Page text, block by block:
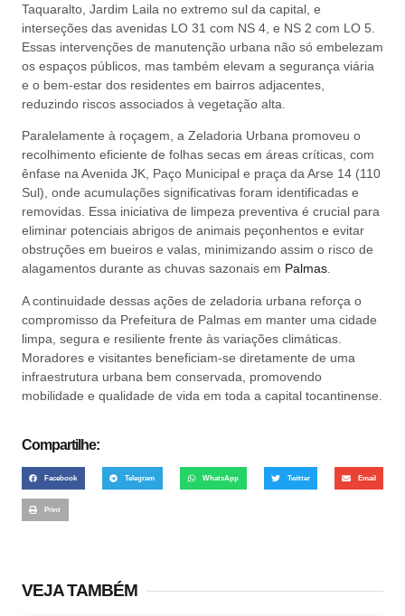
Taquaralto, Jardim Laila no extremo sul da capital, e
interseções das avenidas LO 31 com NS 4, e NS 2 com LO 5.
Essas intervenções de manutenção urbana não só embelezam
os espaços públicos, mas também elevam a segurança viária
e o bem-estar dos residentes em bairros adjacentes,
reduzindo riscos associados à vegetação alta.
Paralelamente à roçagem, a Zeladoria Urbana promoveu o
recolhimento eficiente de folhas secas em áreas críticas, com
ênfase na Avenida JK, Paço Municipal e praça da Arse 14 (110
Sul), onde acumulações significativas foram identificadas e
removidas. Essa iniciativa de limpeza preventiva é crucial para
eliminar potenciais abrigos de animais peçonhentos e evitar
obstruções em bueiros e valas, minimizando assim o risco de
alagamentos durante as chuvas sazonais em Palmas
A continuidade dessas ações de zeladoria urbana reforça o
compromisso da Prefeitura de Palmas em manter uma cidade
limpa, segura e resiliente frente às variações climáticas.
Moradores e visitantes beneficiam-se diretamente de uma
infraestrutura urbana bem conservada, promovendo
mobilidade e qualidade de vida em toda a capital tocantinense.
Compartilhe:
Facebook Telegram WhatsApp Twitter Email
Print
VEJA TAMBÉM